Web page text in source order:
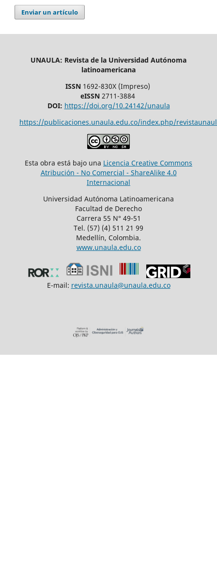
Enviar un artículo
UNAULA: Revista de la Universidad Autónoma
latinoamericana
ISSN1692-830X (Impreso)
eISSN2711-3884
DOI: https://doi.org/10.24142/unaula
https://publicaciones.unaula.edu.co/index.php/
Esta obra está bajo una Licencia Creative Commons
Atribución - No Comercial - ShareAlike 4.0
Internacional
Universidad Autónoma Latinoamericana
Facultad de Derecho
Carrera 55 N° 49-51
Tel. (57) (4) 511 21 99
Medellín, Colombia.
www.unaula.edu.co
E-mail: revista.unaula@unaula.edu.co